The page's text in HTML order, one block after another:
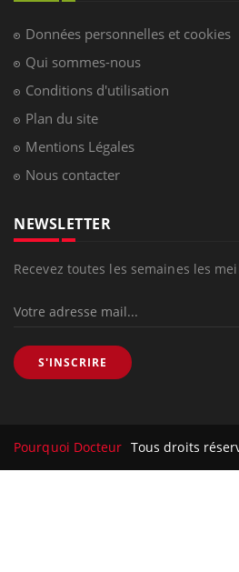
Données personnelles et cookies
Qui sommes-nous
Conditions d'utilisation
Plan du site
Mentions Légales
Nous contacter
NEWSLETTER
Recevez toutes les semaines les
S'INSCRIRE
Pourquoi Docteur Tous droits